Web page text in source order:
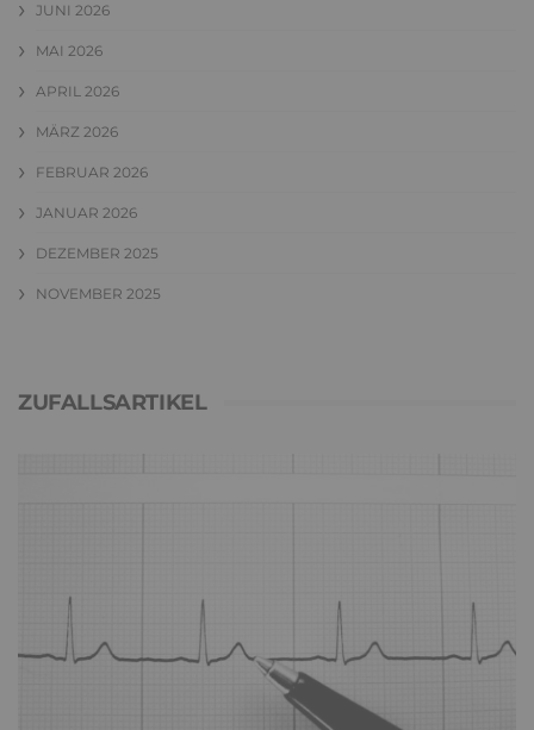
JUNI 2026
MAI 2026
APRIL 2026
MÄRZ 2026
FEBRUAR 2026
JANUAR 2026
DEZEMBER 2025
NOVEMBER 2025
ZUFALLSARTIKEL